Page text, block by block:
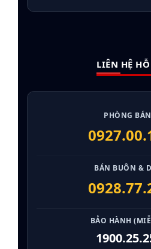
LIÊN HỆ
PHÒNG
BÁN BUÔN &
BẢO HÀNH